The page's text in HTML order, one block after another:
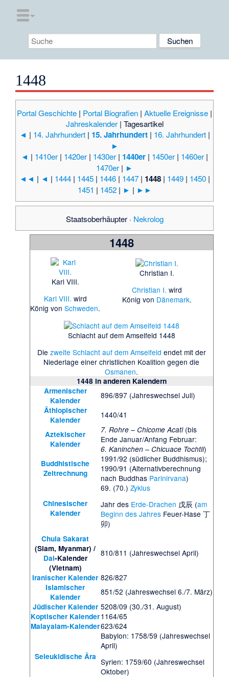
1448
Portal Geschichte | Portal Biografien | Aktuelle Ereignisse |
Jahreskalender| Tagesartikel
◄ | 14. Jahrhundert| 15. Jahrhundert| 16. Jahrhundert|
►
◄ | 1410er | 1420er | 1430er | 1440er | 1450er | 1460er |
1470er | ►
◄◄ | ◄ | 1444| 1445| 1446| 1447| 1448| 1449| 1450|
1451 | 1452| ► | ►►
Staatsoberhäupter· Nekrolog
1448
Karl VIII.
Karl VIII. wird
König vonSchweden.
Christian I.
Christian I. wird
König von Dänemark.
Schlacht auf dem Amselfeld 1448
Die zweite Schlacht auf dem Amselfeld endet mit der
Niederlage einer christlichen Koalition gegen die
Osmanen.
1448 in anderen Kalendern
Armenischer
Kalender
896/897 (Jahreswechsel Juli)
Äthiopischer
Kalender
1440/41
Aztekischer
Kalender
7. Rohre – Chicome Acatl(bis
Ende Januar/Anfang Februar:
6. Kaninchen – Chicuace Tochtli)
Buddhistische
Zeitrechnung
1991/92 (südlicher Buddhismus);
1990/91 (Alternativberechnung
nach Buddhas Parinirvana)
Chinesischer
Kalender
69. (70.) Zyklus
Jahr des Erde-Drachen 戊辰 (am
Beginn des JahresFeuer-Hase 丁
卯)
Chula Sakarat
(Siam, Myanmar) /
Dai-Kalender
(Vietnam)
810/811 (Jahreswechsel April)
Iranischer Kalender 826/827
Islamischer
Kalender
851/52 (Jahreswechsel 6./7. März)
Jüdischer Kalender 5208/09 (30./31. August)
Koptischer Kalender1164/65
Malayalam-Kalender623/624
Seleukidische Ära
Babylon: 1758/59 (Jahreswechsel
April)
Syrien: 1759/60 (Jahreswechsel
Oktober)